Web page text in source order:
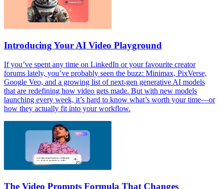
Introducing Your AI Video Playground
If you’ve spent any time on LinkedIn or your favourite creator
forums lately, you’ve probably seen the buzz: Minimax, PixVerse,
Google Veo, and a growing list of next-gen generative AI models
that are redefining how video gets made. But with new models
launching every week, it’s hard to know what’s worth your time—or
how they actually fit into your workflow.
The Video Prompts Formula That Changes